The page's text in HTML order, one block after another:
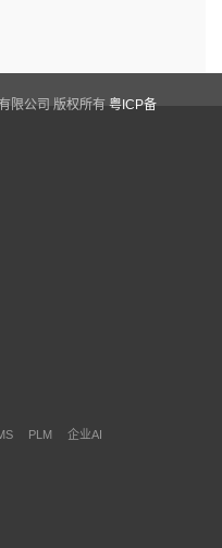
限公司 版权所有 粤ICP备
PLM 企业AI